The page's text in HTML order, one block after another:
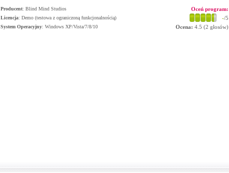
Producent: Blind Mind Studios
Licencja: Demo (testowa z ograniczoną funkcjonalnością)
System Operacyjny: Windows XP/Vista/7/8/10
Oceń program:
-/5
Ocena: 4.5 (2 głosów)